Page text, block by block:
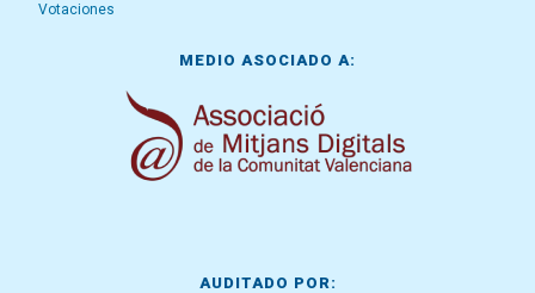
Votaciones
MEDIO ASOCIADO A:
AUDITADO POR: